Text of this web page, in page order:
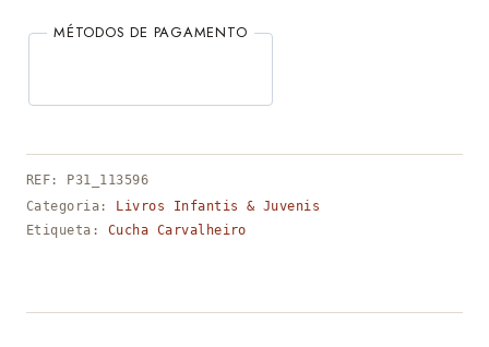
MÉTODOS DE PAGAMENTO
REF:
P31_113596
Categoria: Livros Infantis & Juvenis
Etiqueta: Cucha Carvalheiro